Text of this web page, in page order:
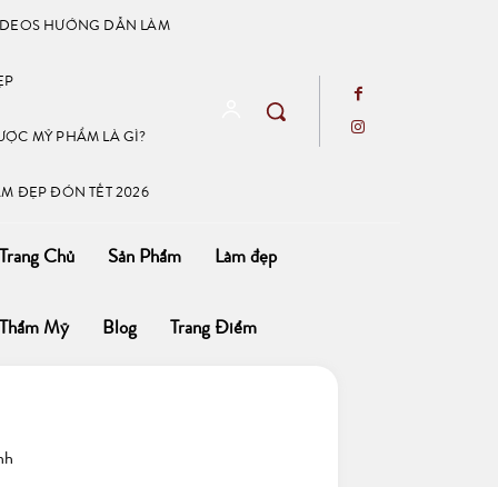
HƯỚNG DẪN LÀM
MỸ PHẨM LÀ GÌ?
ĐẸP ĐÓN TẾT 2026
Chủ Sản Phẩm Làm đẹp
Mỹ Blog Trang Điểm